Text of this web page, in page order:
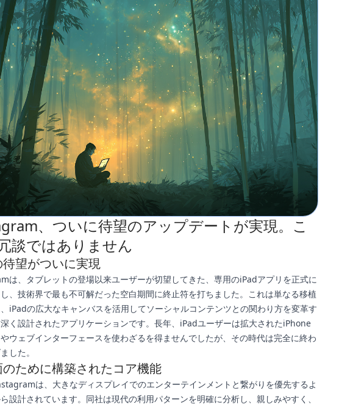
、ついに待望のアップデートが実現。こ
談ではありません
望がついに実現
は、タブレットの登場以来ユーザーが切望してきた、専用のiPadアプリを正式に
、技術界で最も不可解だった空白期間に終止符を打ちました。これは単なる移植
iPadの広大なキャンバスを活用してソーシャルコンテンツとの関わり方を変革す
く設計されたアプリケーションです。長年、iPadユーザーは拡大されたiPhone
ウェブインターフェースを使わざるを得ませんでしたが、その時代は完全に終わ
した。
ために構築されたコア機能
は、大きなディスプレイでのエンターテインメントと繋がりを優先するよ
設計されています。同社は現代の利用パターンを明確に分析し、親しみやすく、